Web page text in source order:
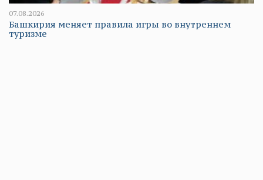
07.08.2026
Башкирия меняет правила игры во внутреннем
туризме